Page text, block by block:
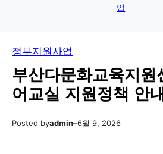
업
정부지원사업
부산다문화교육지원
어교실 지원정책 안
Posted byadmin–6월 9, 2026